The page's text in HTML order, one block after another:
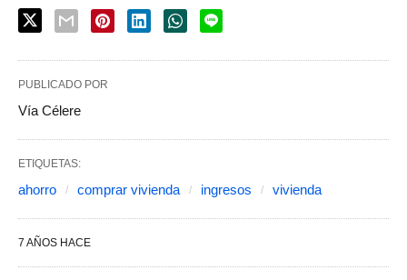
PUBLICADO POR
Vía Célere
ETIQUETAS:
ahorro comprar vivienda ingresos vivienda
7 AÑOS HACE